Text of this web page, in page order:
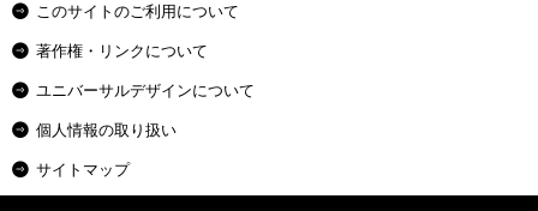
このサイトのご利用について
著作権・リンクについて
ユニバーサルデザインについて
個人情報の取り扱い
サイトマップ